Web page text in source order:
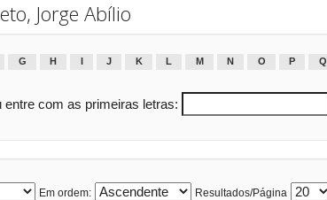
Jorge Abílio
G H J K L M N O P Q
entre com as primeiras letras:
Em ordem: Resultados/Página